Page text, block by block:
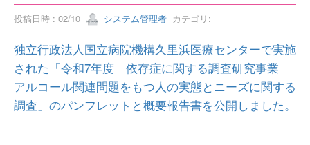
投稿日時 : 02/10 システム管理者 カテゴリ:
独立行政法人国立病院機構久里浜医療センターで実施
された「令和7年度 依存症に関する調査研究事業
アルコール関連問題をもつ人の実態とニーズに関する
調査」のパンフレットと概要報告書を公開しました。